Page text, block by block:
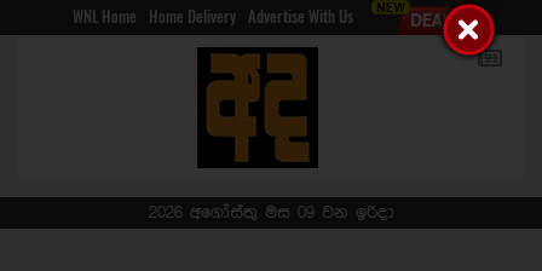
WNL Home Home Delivery Advertise With Us
2026 අගෝස්තු මස 09 වන ඉරිදා